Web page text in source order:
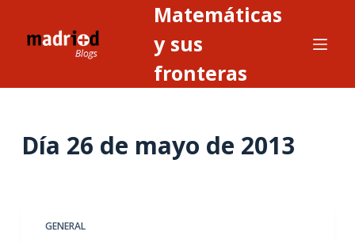
Matemáticas
y sus
fronteras
Día 26 de mayo de 2013
GENERAL